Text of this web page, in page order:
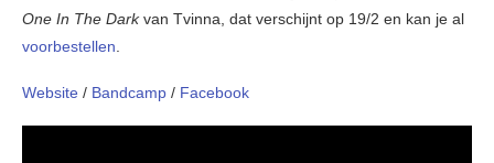
One In The Darkvan Tvinna, dat verschijnt op 19/2 en kan je al
voorbestellen
Website / Bandcamp / Facebook